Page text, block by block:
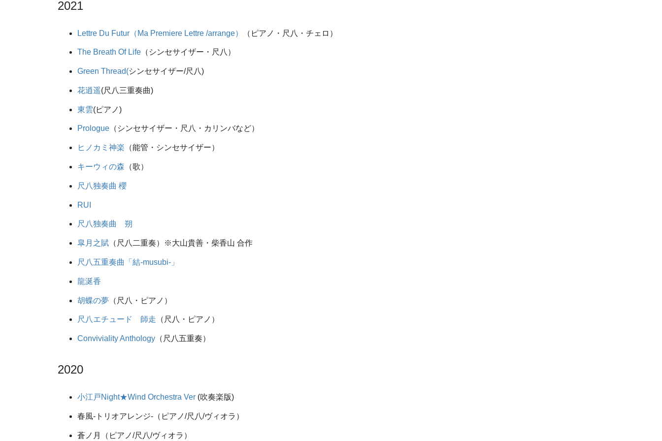
2021
Lettre Du Futur（Ma Premiere Lettre /arrange） （ピアノ・尺八・チェロ）
The Breath Of Life （シンセサイザー・尺八）
Green Thread(シンセサイザー/尺八)
花逍遥(尺八三重奏曲)
東雲(ピアノ)
Prologue （シンセサイザー・尺八・カリンバなど）
ヒノカミ神楽 （能管・シンセサイザー）
キーウィの森 （歌）
尺八独奏曲 櫻
RUI
尺八独奏曲 朔
皐月之賦 （尺八二重奏）※大山貴善・柴香山 合作
尺八五重奏曲「結-musubi-」
龍涎香
胡蝶の夢 （尺八・ピアノ）
尺八エチュード 師走 （尺八・ピアノ）
Conviviality Anthology （尺八五重奏）
2020
小江戸Night★Wind Orchestra Ver (吹奏楽版)
春風-トリオアレンジ-（ピアノ/尺八/ヴィオラ）
蒼ノ月（ピアノ/尺八/ヴィオラ）